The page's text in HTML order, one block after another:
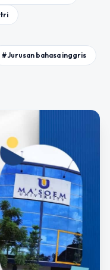
#Jurusan bahasa inggris